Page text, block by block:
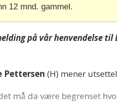
12 mnd. gammel.
på vår henvendelse
Pettersen (H) mener
må da være begrenset